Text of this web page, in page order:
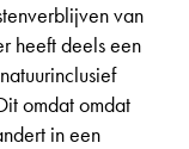
van
heeft deels een
omdat omdat
in een